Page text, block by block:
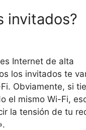
invitados?
Internet de alta
los invitados te
Obviamente, si
el mismo Wi-Fi,
la tensión de tu